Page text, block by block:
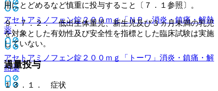
アセトアミノフェン錠２００ｍｇ「ＮＰ」消炎・鎮痛・解熱
薬
アセトアミノフェン錠２００ｍｇ「トーワ」 消炎・鎮痛・解
熱薬
用にとどめるなど慎重に投与すること〔７．１参照〕。
９．７．２． 低出生体重児、新生児及び３ヵ月未満の乳児
を対象とした有効性及び安全性を指標とした臨床試験は実施
していない。
過量投与
１３．１． 症状